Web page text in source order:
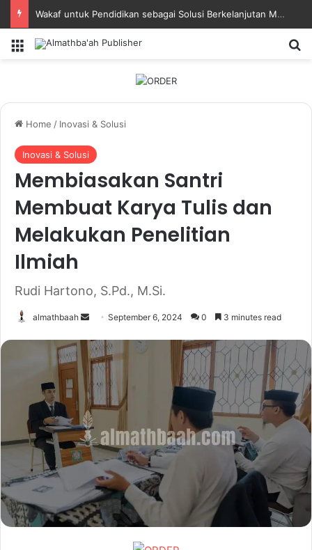
Wakaf untuk Pendidikan sebagai Solusi Berkelanjutan Masa Depan Bangsa
Menu
Home / Inovasi & Solusi
Inovasi & Solusi
Membiasakan Santri
Membuat Karya Tulis dan
Melakukan Penelitian
Ilmiah
Rudi Hartono, S.Pd., M.Si.
almathbaah
Send
email
September 6, 2024 0 3 minutes read